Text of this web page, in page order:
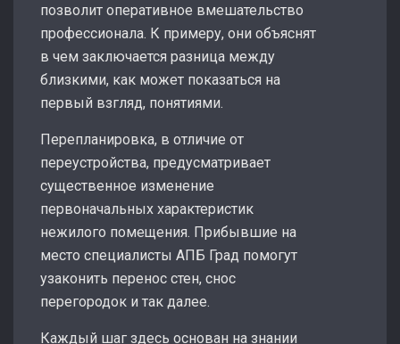
позволит оперативное вмешательство
профессионала. К примеру, они объяснят
в чем заключается разница между
близкими, как может показаться на
первый взгляд, понятиями.
Перепланировка, в отличие от
переустройства, предусматривает
существенное изменение
первоначальных характеристик
нежилого помещения. Прибывшие на
место специалисты АПБ Град помогут
узаконить перенос стен, снос
перегородок и так далее.
Каждый шаг здесь основан на знании